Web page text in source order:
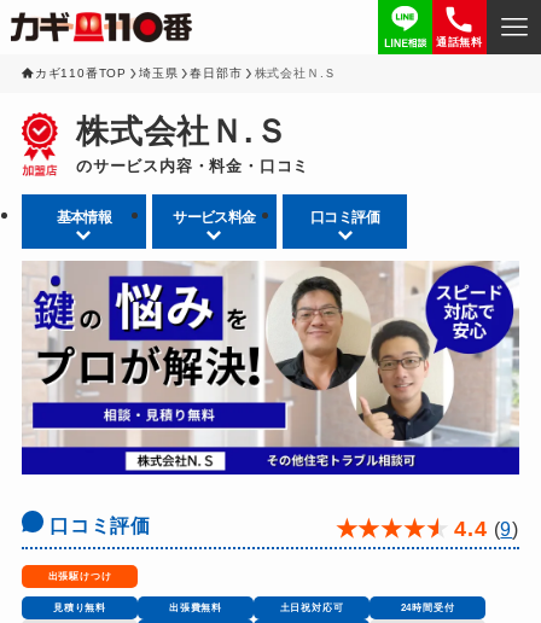
通話無料
カギ110番TOP 埼玉県 春日部市 株式会社Ｎ.Ｓ
株式会社Ｎ.Ｓ
のサービス内容・料金・口コミ
基本情報 サービス料金 口コミ評価
口コミ評価 ★★★★★ 4.4 (9)
出張駆けつけ
見積り無料 出張費無料 土日祝対応可 24時間受付